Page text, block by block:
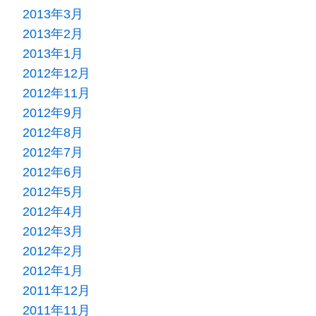
2013年3月
2013年2月
2013年1月
2012年12月
2012年11月
2012年9月
2012年8月
2012年7月
2012年6月
2012年5月
2012年4月
2012年3月
2012年2月
2012年1月
2011年12月
2011年11月